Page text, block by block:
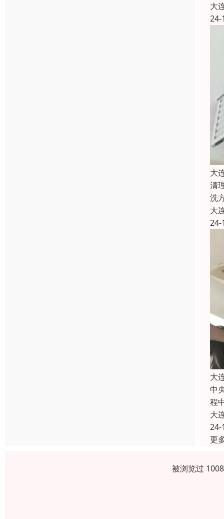
大
24-
大
清
洗
大
24-
大
中
程
大
24-
更
被浏览过